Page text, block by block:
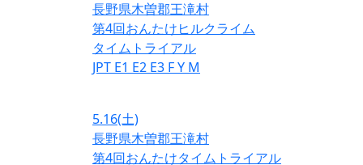
長野県木曽郡王滝村
第4回おんたけヒルクライム
タイムトライアル
JPT E1 E2 E3 FY M
5.16(土)
長野県木曽郡王滝村
第4回おんたけタイムトライアル